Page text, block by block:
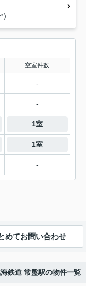
)
空室件数
-
-
1室
1室
-
めてお問い合わせ
鉄道 常盤駅の物件一覧